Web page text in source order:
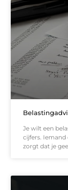
Je wilt een
cijfers. Iemand
zorgt dat je